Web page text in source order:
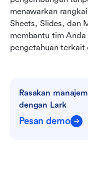
menawarkan
Sheets, Slides, dan
membantu tim
pengetahuan
Rasakan
dengan Lark
Pesan demo